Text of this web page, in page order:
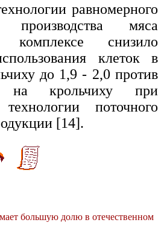
равномерного
производства мяса
снизило
клеток в
до 1,9 - 2,0 против
на крольчиху при
технологии поточного
[14].
большую долю в отечественном